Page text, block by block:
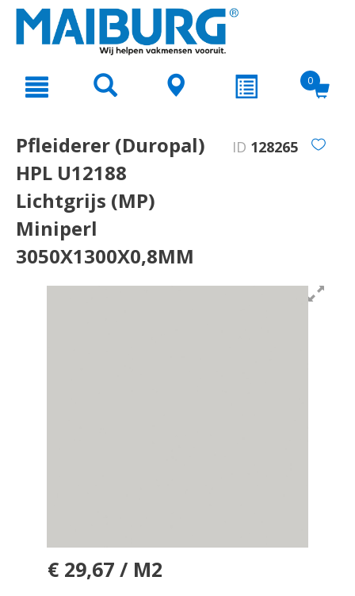
text.skipToNavigation
0
Pfleiderer (Duropal)
HPL U12188
Lichtgrijs (MP)
Miniperl
3050X1300X0,8MM
ID 128265
€ 29,67 / M2